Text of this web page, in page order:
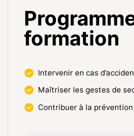
formation
Intervenir en cas
Maîtriser les gestes de
Contribuer à la prévention